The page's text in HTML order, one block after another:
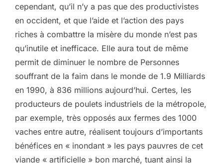
cependant, qu’il n’y a pas que des productivistes
en occident, et que l’aide et l’action des pays
riches à combattre la misère du monde n’est pas
qu’inutile et inefficace. Elle aura tout de même
permit de diminuer le nombre de Personnes
souffrant de la faim dans le monde de 1.9 Milliards
en 1990, à 836 millions aujourd’hui. Certes, les
producteurs de poulets industriels de la métropole,
par exemple, très opposés aux fermes des 1000
vaches entre autre, réalisent toujours d’importants
bénéfices en « inondant » les pays pauvres de cet
viande « artificielle » bon marché, tuant ainsi la